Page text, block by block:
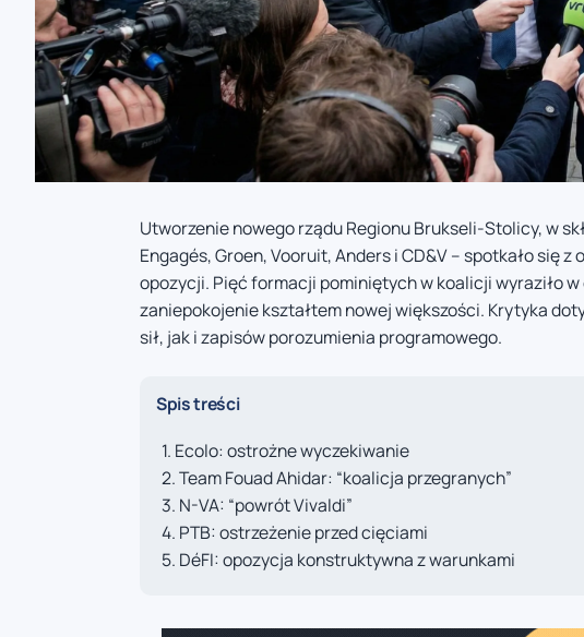
Utworzenie nowego rządu Regionu Brukseli-Stolicy, w
Engagés, Groen, Vooruit, Anders i CD&V – spotkało się
opozycji. Pięć formacji pominiętych w koalicji wyraziło
zaniepokojenie kształtem nowej większości. Krytyka
sił, jak i zapisów porozumienia programowego.
Spis treści
Ecolo: ostrożne wyczekiwanie
Team Fouad Ahidar: “koalicja przegranych”
N-VA: “powrót Vivaldi”
PTB: ostrzeżenie przed cięciami
DéFI: opozycja konstruktywna z warunkami